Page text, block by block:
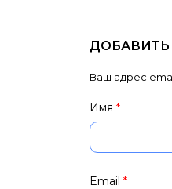
Ваш адрес
Имя *
Email *